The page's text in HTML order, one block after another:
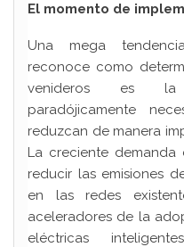
El momento de
Una mega
reconoce como
venideros es la
paradójicamente
reduzcan de manera
La creciente
reducir las emisiones
en las redes
aceleradores de la
eléctricas